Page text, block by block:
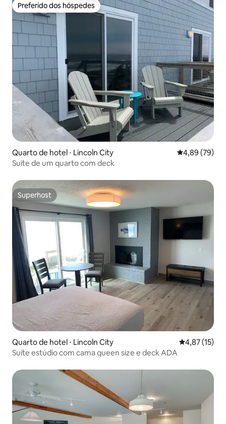
Preferido dos hóspedes
Preferido dos hóspedes
Quarto de hotel ⋅ Lincoln City 4,89 de uma
4,89 (79)
Suíte de um quarto com deck
Superhost
Superhost
Quarto de hotel ⋅ Lincoln City 4,87 de uma
4,87 (15)
Suíte estúdio com cama queen size e deck ADA